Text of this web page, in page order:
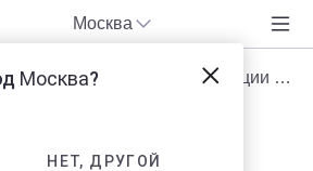
Москва
Статьи Код трудовой функции в СЗВ-ТД в 2021 году
Москва?
НЕТ, ДРУГОЙ